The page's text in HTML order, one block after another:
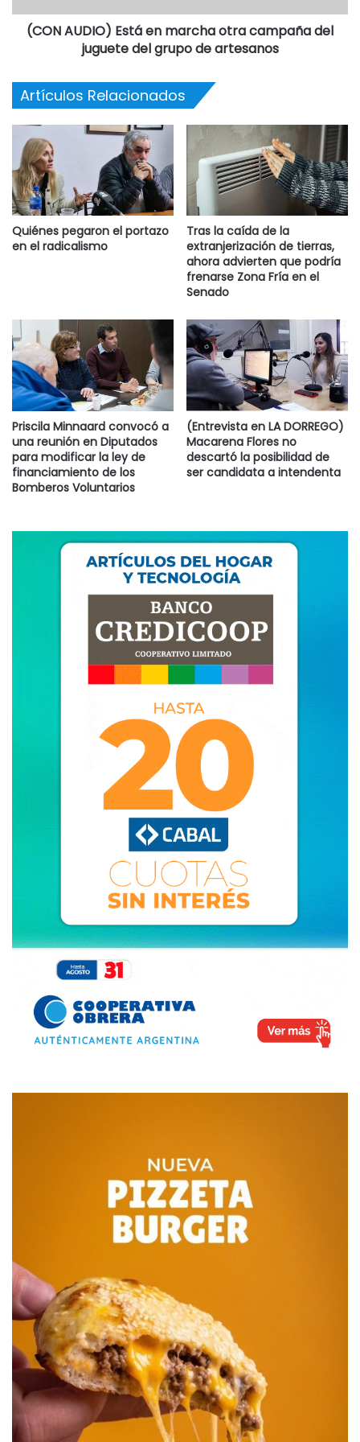
a perder contra la inflación. Hoy, después de 20 reuniones
y 11 propuestas, los docentes tenemos una pérdida salarial
de aproximadamente el 15 por ciento”, remarcó Mirta
Bonaerenses.
Para Petrocini, el bono “no es más que un paliativo que
evidencia la pérdida de poder adquisitivo y la falta de
negociación real del gobierno”
(CON AUDIO) Está en marcha otra campaña del
juguete del grupo de artesanos
Artículos Relacionados
Quiénes pegaron el portazo
en el radicalismo
Tras la caída de la
extranjerización de tierras,
ahora advierten que podría
frenarse Zona Fría en el
Senado
Priscila Minnaard convocó a
una reunión en Diputados
para modificar la ley de
financiamiento de los
Bomberos Voluntarios
(Entrevista en LA DORREGO)
Macarena Flores no
descartó la posibilidad de
ser candidata a intendenta